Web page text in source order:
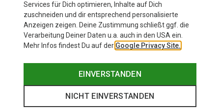
Services für Dich optimieren, Inhalte auf Dich
zuschneiden und dir entsprechend personalisierte
Anzeigen zeigen. Deine Zustimmung schließt ggf. die
Verarbeitung Deiner Daten u.a. auch in den USA ein.
Mehr Infos findest Du auf der Google Privacy Site.
EINVERSTANDEN
NICHT EINVERSTANDEN